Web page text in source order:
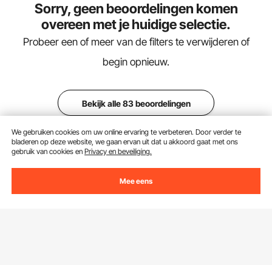
Sorry, geen beoordelingen komen
overeen met je huidige selectie.
Probeer een of meer van de filters te verwijderen of
begin opnieuw.
Bekijk alle 83 beoordelingen
Winkelkar
We gebruiken cookies om uw online ervaring te verbeteren. Door verder te
bladeren op deze website, we gaan ervan uit dat u akkoord gaat met ons
gebruik van cookies enPrivacy en beveiliging.
Mee eens